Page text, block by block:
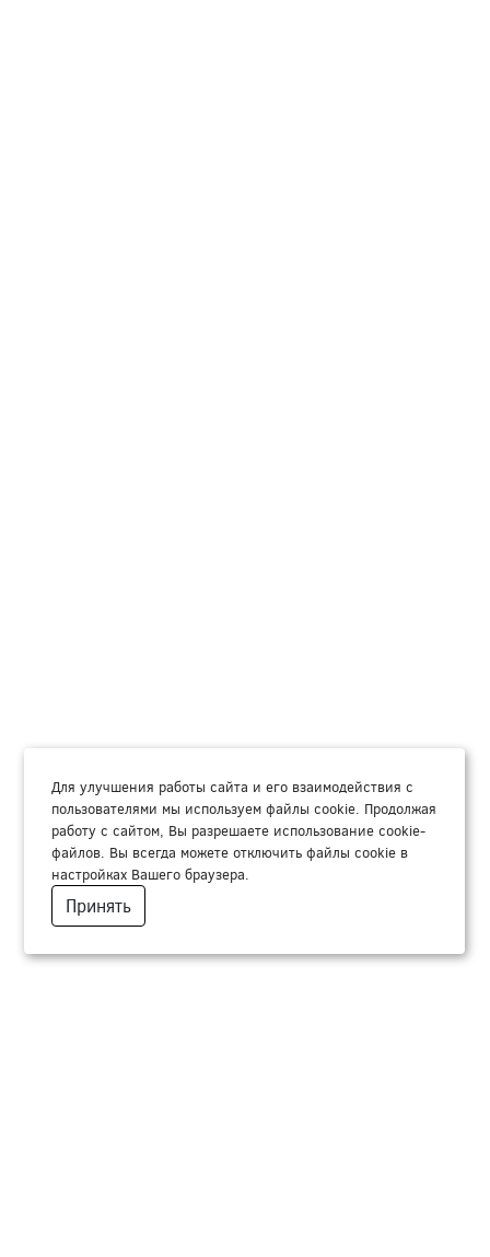
Для улучшения работы сайта и его взаимодействия с
пользователями мы используем файлы cookie. Продолжая
работу с сайтом, Вы разрешаете использование cookie-
файлов. Вы всегда можете отключить файлы cookie в
настройках Вашего браузера.
Принять